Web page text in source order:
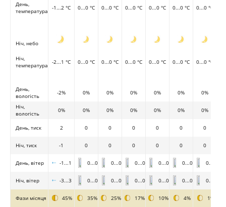
День,
температура
-1...2 °C 0...0 °C 0...0 °C 0...0 °C 0...0 °C 0...0 °C 0...0 °C
Ніч, небо
Ніч,
температура
-2...1 °C 0...0 °C 0...0 °C 0...0 °C 0...0 °C 0...0 °C 0...0 °C
День,
вологість
-2% 0% 0% 0% 0% 0%
0%
Ніч,
вологість
0% 0% 0% 0% 0% 0% 0%
День, тиск 2 0 0 0 0 0 0
Ніч, тиск -1 0 0 0 0 0 0
День, вітер -1...1 0...0 0...0 0...0 0...0 0...0 0...0
Ніч, вітер -3...3 0...0 0...0 0...0 0...0 0...0 0...0
Фази місяця 45% 35% 25% 17% 10% 4% 1%